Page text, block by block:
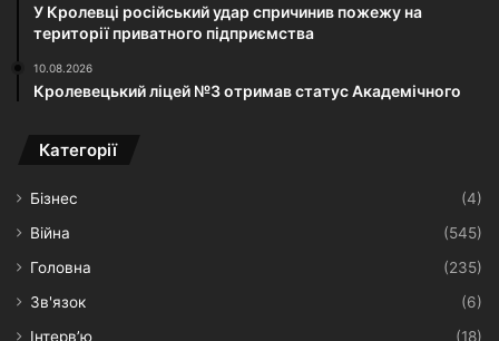
У Кролевці російський удар спричинив пожежу на
території приватного підприємства
10.08.2026
Кролевецький ліцей №3 отримав статус Академічного
Категорії
Бізнес
(4)
Війна
(545)
Головна
(235)
Зв'язок
(6)
Інтерв’ю
(18)